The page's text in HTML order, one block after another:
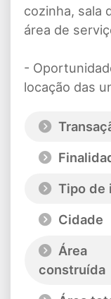
cozinha, sala
área de
-
locação das
Tipo de
Cidade
Área
construída